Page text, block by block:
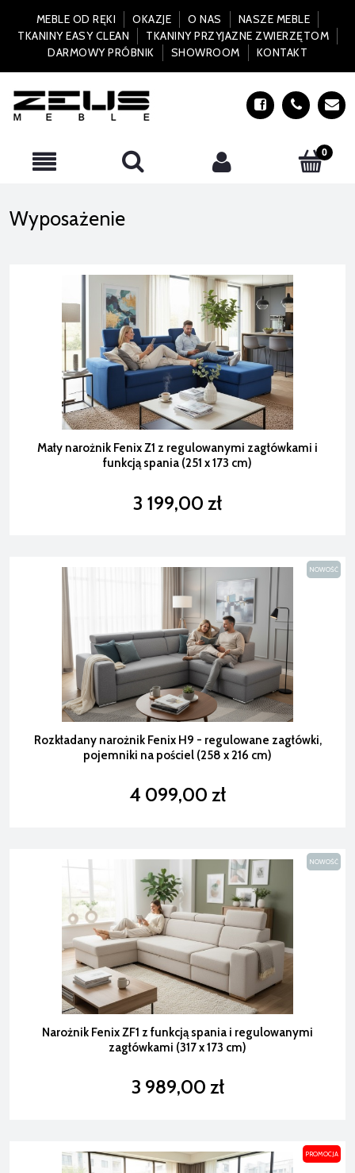
MEBLE OD RĘKI OKAZJE O NAS
NASZE MEBLE
TKANINY EASY CLEAN
TKANINY PRZYJAZNE ZWIERZĘTOM
DARMOWY PRÓBNIK
SHOWROOM KONTAKT
Wyposażenie
Mały narożnik Fenix Z1 z regulowanymi zagłówkami i
funkcją spania (251 x 173 cm)
3 199,00 zł
Rozkładany narożnik Fenix H9 - regulowane zagłówki,
pojemniki na pościel (258 x 216 cm)
4 099,00 zł
NOWOŚĆ
Narożnik Fenix ZF1 z funkcją spania i regulowanymi
zagłówkami (317 x 173 cm)
3 989,00 zł
NOWOŚĆ
PROMOCJA